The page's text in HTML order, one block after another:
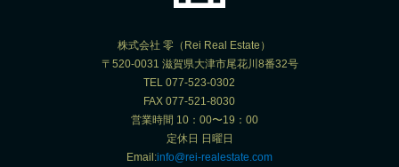
株式会社 零（Rei Real Estate）
〒520-0031 滋賀県大津市尾花川8番32号
TEL 077-523-0302
FAX 077-521-8030
営業時間 10：00〜19：00
定休日 日曜日
Email:info@rei-realestate.com